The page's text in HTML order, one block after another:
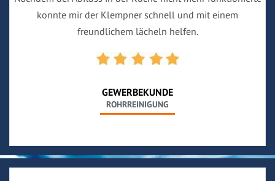
konnte mir der Klempner schnell und mit einem
freundlichem lächeln helfen.
GEWERBEKUNDE
ROHRREINIGUNG